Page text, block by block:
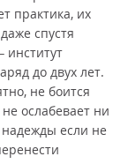
практика, их
спустя
институт
до двух лет.
не боится
ослабевает ни
если не